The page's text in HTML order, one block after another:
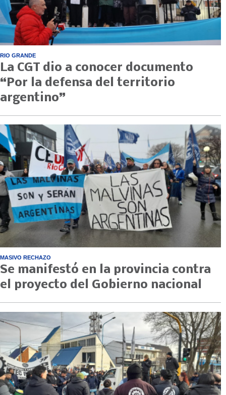
RIO GRANDE
La CGT dio a conocer documento
“Por la defensa del territorio
argentino”
MASIVO RECHAZO
Se manifestó en la provincia contra
el proyecto del Gobierno nacional